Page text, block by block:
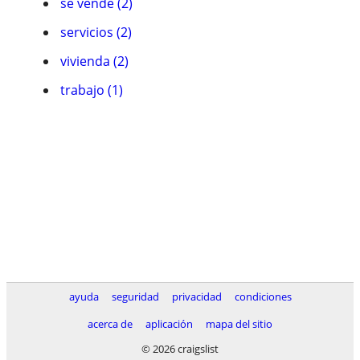
servicios (2)
vivienda (2)
trabajo (1)
ayuda seguridad privacidad
condiciones
acerca de
aplicación
mapa del sitio
© 2026 craigslist